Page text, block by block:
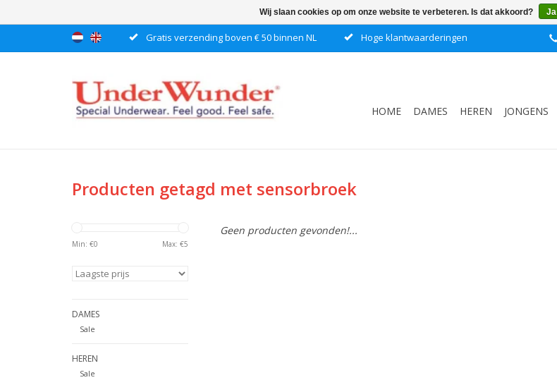
Gratis verzending boven € 50 binnen NL Hoge klantwaarderingen
HOME DAMES HEREN JONGENS
Producten getagd met sensorbroek
Min: €0 Max: €5
DAMES
Sale
HEREN
Sale
Geen producten gevonden!...
Wij slaan cookies op om onze website te verbeteren. Is dat akkoord? Ja